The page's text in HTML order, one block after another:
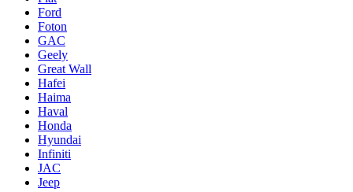
Ford
Foton
GAC
Geely
Great Wall
Hafei
Haima
Haval
Honda
Hyundai
Infiniti
JAC
Jeep